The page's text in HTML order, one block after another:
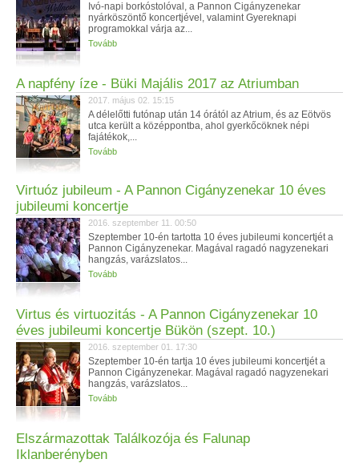
Ivó-napi borkóstolóval, a Pannon Cigányzenekar
nyárköszöntő koncertjével, valamint Gyereknapi
programokkal várja az...
Tovább
A napfény íze - Büki Majális 2017 az Atriumban
2017. május 02. 15:15
A délelőtti futónap után 14 órától az Atrium, és az Eötvös
utca került a középpontba, ahol gyerkőcöknek népi
fajátékok,...
Tovább
Virtuóz jubileum - A Pannon Cigányzenekar 10 éves
jubileumi koncertje
2016. szeptember 11. 00:50
Szeptember 10-én tartotta 10 éves jubileumi koncertjét a
Pannon Cigányzenekar. Magával ragadó nagyzenekari
hangzás, varázslatos...
Tovább
Virtus és virtuozitás - A Pannon Cigányzenekar 10
éves jubileumi koncertje Bükön (szept. 10.)
2016. szeptember 01. 17:30
Szeptember 10-én tartja 10 éves jubileumi koncertjét a
Pannon Cigányzenekar. Magával ragadó nagyzenekari
hangzás, varázslatos...
Tovább
Elszármazottak Találkozója és Falunap
Iklanberényben